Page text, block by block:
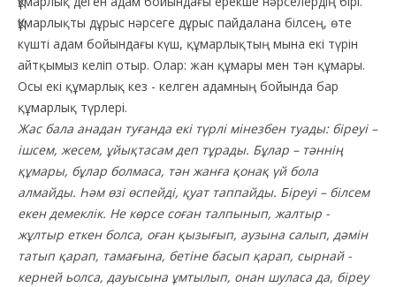
Құмарлықты дұрыс нәрсеге дұрыс пайдалана білсең, өте
күшті адам бойындағы күш, құмарлықтың мына екі түрін
айтқымыз келіп отыр. Олар: жан құмары мен тән құмары.
Осы екі құмарлық кез - келген адамның бойында бар
құмарлық түрлері.
Жас бала анадан туғанда екі түрлі мінезбен туады: біреуі –
ішсем, жесем, ұйықтасам деп тұрады. Бұлар – тәннің
құмары, бұлар болмаса, тән жанға қонақ үй бола
алмайды. Һәм өзі өспейді, қуат таппайды. Біреуі – білсем
екен демеклік. Не көрсе соған талпынып, жалтыр -
жұлтыр еткен болса, оған қызығып, аузына салып, дәмін
татып қарап, тамағына, бетіне басып қарап, сырнай -
керней ьолса, дауысына ұмтылып, онан шуласа да, біреу